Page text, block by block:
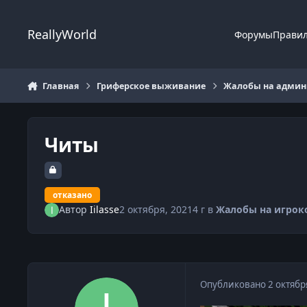
ReallyWorld Форумы
Главная Гриферское выживание Жалобы на
Читы
отказано
Автор Iilasse2 октября, 20214 гв Жалобы на
Опубликовано2